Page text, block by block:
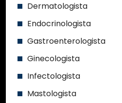
Dermatologista
Endocrinologista
Gastroenterologista
Ginecologista
Infectologista
Mastologista